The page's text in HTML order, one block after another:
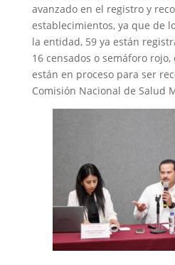
avanzado en el registro y
establecimientos, ya que de
la entidad, 59 ya están
16 censados o semáforo
están en proceso para ser
Comisión Nacional de Salud